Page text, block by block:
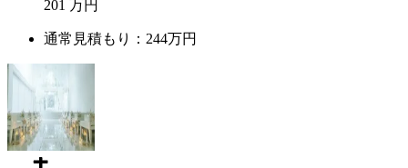
201 万円
通常見積もり：244万円